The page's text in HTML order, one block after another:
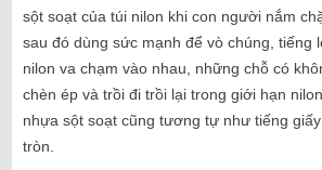
sột soạt của túi nilon khi con người nắm
sau đó dùng sức mạnh để vò chúng, tiếng
nilon va chạm vào nhau, những chỗ có
chèn ép và trồi đi trồi lại trong giới hạn
nhựa sột soạt cũng tương tự như tiếng
tròn.